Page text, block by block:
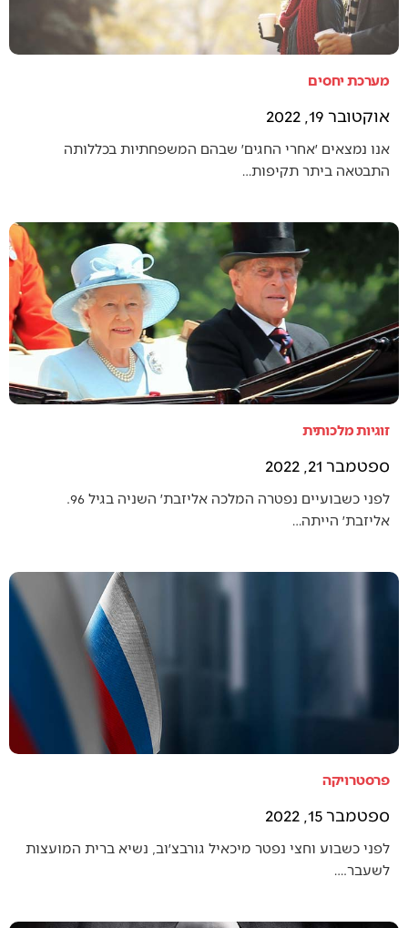
מערכת יחסים
אוקטובר 19, 2022
אנו נמצאים ׳אחרי החגים׳ שבהם המשפחתיות בכללותה
התבטאה ביתר תקיפות…
זוגיות מלכותית
ספטמבר 21, 2022
לפני כשבועיים נפטרה המלכה אליזבת׳ השניה בגיל 96.
אליזבת׳ הייתה…
פרסטרויקה
ספטמבר 15, 2022
לפני כשבוע וחצי נפטר מיכאיל גורבצ׳וב, נשיא ברית המועצות
לשעבר.…